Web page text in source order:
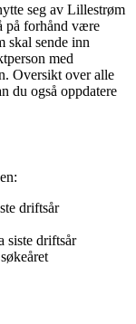
seg av Lillestrøm
på forhånd være
skal sende inn
med
Oversikt over alle
du også oppdatere
driftsår
siste driftsår